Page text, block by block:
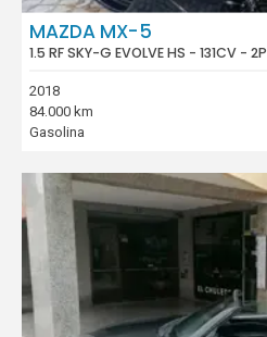
MAZDA MX-5
1.5 RF SKY-G EVOLVE HS - 131CV - 2P
2018
84.000 km
Gasolina